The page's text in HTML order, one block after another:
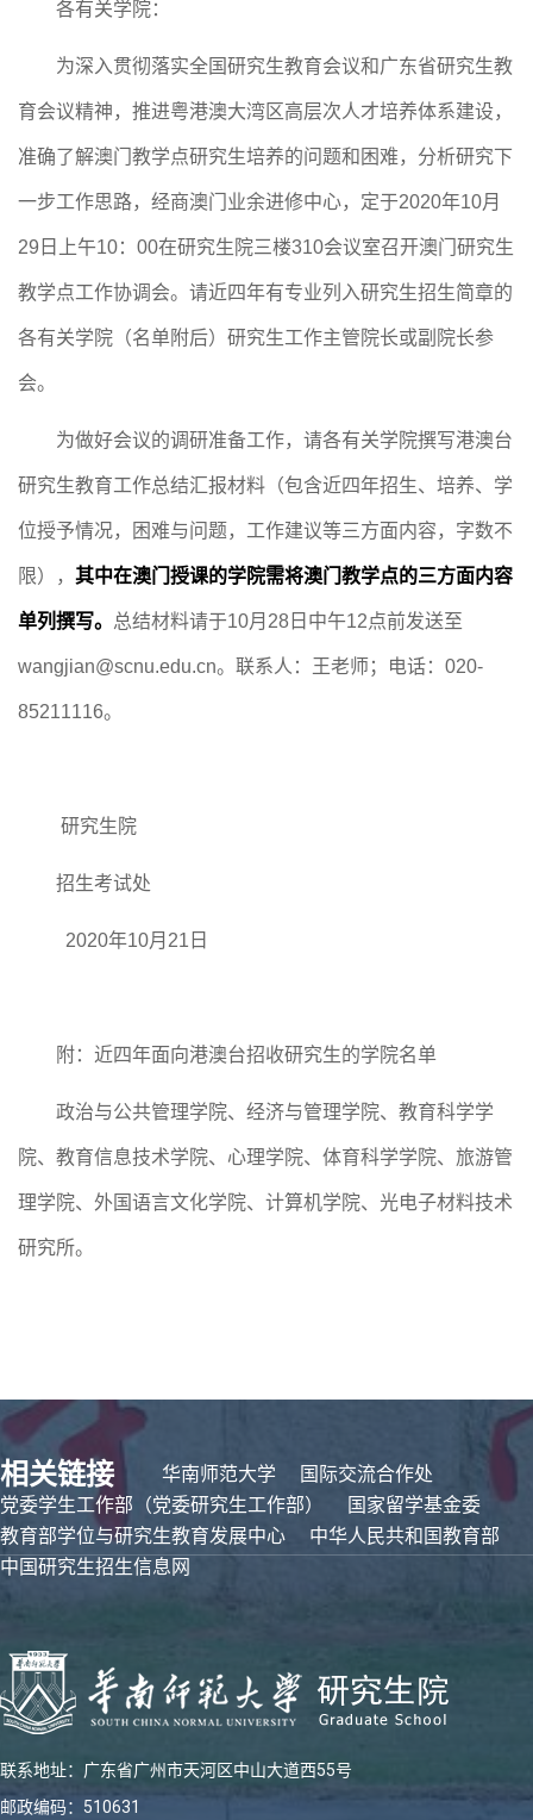
各有关学院：
为深入贯彻落实全国研究生教育会议和广东省研究生教
育会议精神，推进粤港澳大湾区高层次人才培养体系建设，
准确了解澳门教学点研究生培养的问题和困难，分析研究下
一步工作思路，经商澳门业余进修中心，定于2020年10月
29 日上午10： 00在研究生院三楼310会议室召开澳门研究生
教学点工作协调会。请近四年有专业列入研究生招生简章的
各有关学院（名单附后）研究生工作主管院长或副院长参
会。
为做好会议的调研准备工作，请各有关学院撰写港澳台
研究生教育工作总结汇报材料（包含近四年招生、培养、学
位授予情况，困难与问题，工作建议等三方面内容，字数不
限）， 其中在澳门授课的学院需将澳门教学点的三方面内容
单列撰写。 总结材料请于10月 28 日中午12点前发送至
wangjian@scnu.edu.cn。联系人：王老师；电话： 020-
85211116。
研究生院
招生考试处
2020年10月 21 日
附：近四年面向港澳台招收研究生的学院名单
政治与公共管理学院、经济与管理学院、教育科学学
院、教育信息技术学院、心理学院、体育科学学院、旅游管
理学院、外国语言文化学院、计算机学院、光电子材料技术
研究所。
相关链接 华南师范大学
国际交流合作处
党委学生工作部（党委研究生工作部）
国家留学基金委
教育部学位与研究生教育发展中心
中华人民共和国教育部
中国研究生招生信息网
联系地址：广东省广州市天河区中山大道西55号
邮政编码：510631